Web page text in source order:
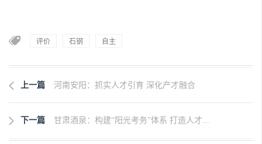
评价 石钢 自主
上一篇 河南安阳：抓实人才引育 深化产才融合
下一篇 甘肃酒泉：构建“阳光考务”体系 打造人才...